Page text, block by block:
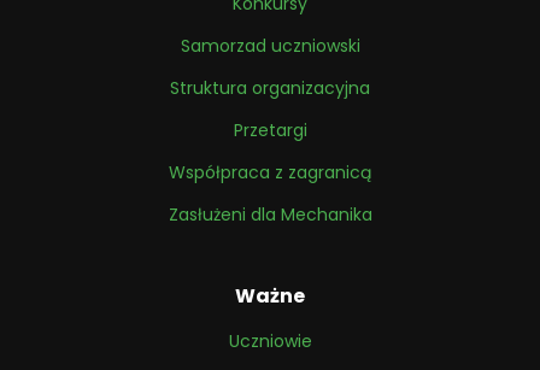
Samorzad uczniowski
Struktura organizacyjna
Przetargi
Współpraca z zagranicą
Zasłużeni dla Mechanika
Ważne
Uczniowie